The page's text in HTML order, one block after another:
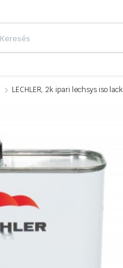
LECHLER, 2k ipari lechsys iso